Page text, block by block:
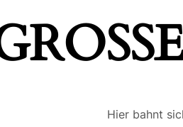
Hier bahnt